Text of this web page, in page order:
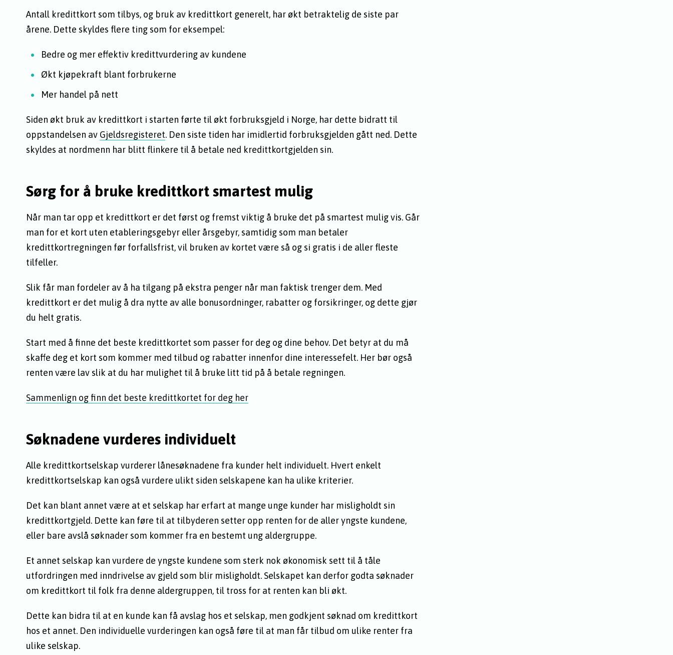
Antall kredittkort som tilbys, og bruk av kredittkort generelt, har økt betraktelig de siste par
årene. Dette skyldes flere ting som for eksempel:
Bedre og mer effektiv kredittvurdering av kundene
Økt kjøpekraft blant forbrukerne
Mer handel på nett
Siden økt bruk av kredittkort i starten førte til økt forbruksgjeld i Norge, har dette bidratt til
oppstandelsen av Gjeldsregisteret. Den siste tiden har imidlertid forbruksgjelden gått ned. Dette
skyldes at nordmenn har blitt flinkere til å betale ned kredittkortgjelden sin.
Sørg for å bruke kredittkort smartest mulig
Når man tar opp et kredittkort er det først og fremst viktig å bruke det på smartest mulig vis. Går
man for et kort uten etableringsgebyr eller årsgebyr, samtidig som man betaler
kredittkortregningen før forfallsfrist, vil bruken av kortet være så og si gratis i de aller fleste
tilfeller.
Slik får man fordeler av å ha tilgang på ekstra penger når man faktisk trenger dem. Med
kredittkort er det mulig å dra nytte av alle bonusordninger, rabatter og forsikringer, og dette gjør
du helt gratis.
Start med å finne det beste kredittkortet som passer for deg og dine behov. Det betyr at du må
skaffe deg et kort som kommer med tilbud og rabatter innenfor dine interessefelt. Her bør også
renten være lav slik at du har mulighet til å bruke litt tid på å betale regningen.
Sammenlign og finn det beste kredittkortet for deg her
Søknadene vurderes individuelt
Alle kredittkortselskap vurderer lånesøknadene fra kunder helt individuelt. Hvert enkelt
kredittkortselskap kan også vurdere ulikt siden selskapene kan ha ulike kriterier.
Det kan blant annet være at et selskap har erfart at mange unge kunder har misligholdt sin
kredittkortgjeld. Dette kan føre til at tilbyderen setter opp renten for de aller yngste kundene,
eller bare avslå søknader som kommer fra en bestemt ung aldergruppe.
Et annet selskap kan vurdere de yngste kundene som sterk nok økonomisk sett til å tåle
utfordringen med inndrivelse av gjeld som blir misligholdt. Selskapet kan derfor godta søknader
om kredittkort til folk fra denne aldergruppen, til tross for at renten kan bli økt.
Dette kan bidra til at en kunde kan få avslag hos et selskap, men godkjent søknad om kredittkort
hos et annet. Den individuelle vurderingen kan også føre til at man får tilbud om ulike renter fra
ulike selskap.